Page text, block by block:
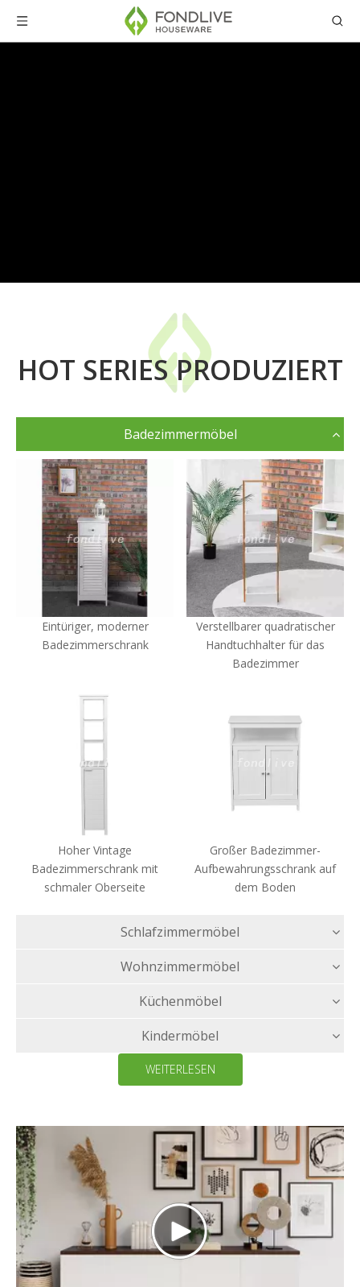
HOT SERIES PRODUZIERT
Badezimmermöbel
Eintüriger, moderner
Badezimmerschrank
Verstellbarer quadratischer
Handtuchhalter für das
Badezimmer
Hoher Vintage
Badezimmerschrank mit
schmaler Oberseite
Großer Badezimmer-
Aufbewahrungsschrank auf
dem Boden
Schlafzimmermöbel
Wohnzimmermöbel
Küchenmöbel
Kindermöbel
WEITERLESEN